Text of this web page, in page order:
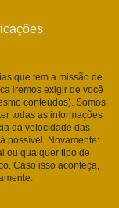
que tem a missão de
iremos exigir de você
conteúdos). Somos
todas as informações
da velocidade das
possível. Novamente:
ou qualquer tipo de
Caso isso aconteça,